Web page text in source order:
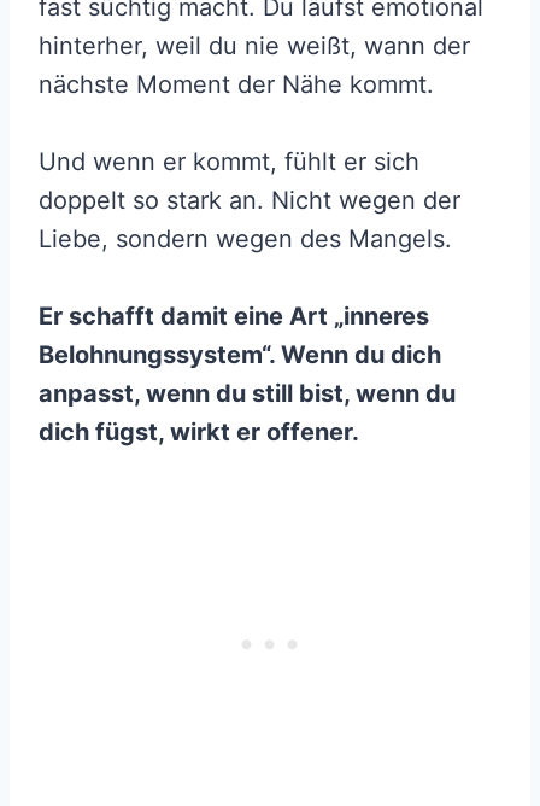
fast süchtig macht. Du läufst emotional
hinterher, weil du nie weißt, wann der
nächste Moment der Nähe kommt.
Und wenn er kommt, fühlt er sich
doppelt so stark an. Nicht wegen der
Liebe, sondern wegen des Mangels.
Er schafft damit eine Art „inneres
Belohnungssystem“. Wenn du dich
anpasst, wenn du still bist, wenn du
dich fügst, wirkt er offener.